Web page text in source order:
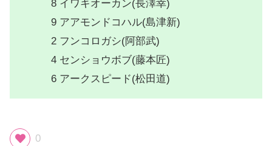
8 イワキオーカン(長澤幸)
9 アアモンドコハル(島津新)
2 フンコロガシ(阿部武)
4 センショウボブ(藤本匠)
6 アークスピード(松田道)
0